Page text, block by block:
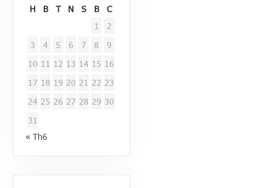
H
B T N S B
C
1
2
3
4 5 6 7 8
9
10 11 12 13 14 15 16
17 18 19 20 21 22 23
24 25 26 27 28 29 30
31
« Th6